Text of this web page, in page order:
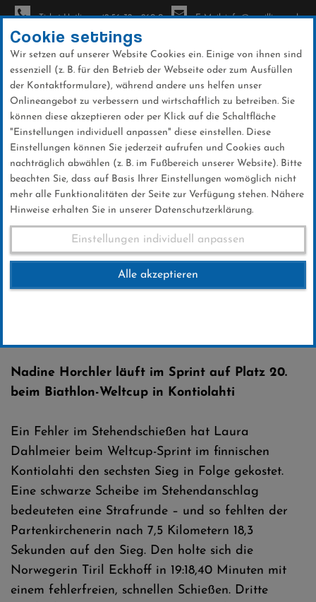
Direkt
zum
Inhalt
Ticket-Hotline: +49 56 32 - 960-0 E-Mail: info@sc-willingen.de
News
Club-News 10.03.2017
10 .März 2017
Nadine Horchler läuft im Sprint auf Platz 20.
beim Biathlon-Weltcup in Kontiolahti
Ein Fehler im Stehendschießen hat Laura
Dahlmeier beim Weltcup-Sprint im finnischen
Kontiolahti den sechsten Sieg in Folge gekostet.
Eine schwarze Scheibe im Stehendanschlag
bedeuteten eine Strafrunde – und so fehlten der
Partenkirchenerin nach 7,5 Kilometern 18,3
Sekunden auf den Sieg. Den holte sich die
Norwegerin Tiril Eckhoff in 19:18,40 Minuten mit
einem fehlerfreien, schnellen Schießen. Dritte
Cookie settings
Wir setzen auf unserer Website Cookies ein. Einige von ihnen sind
essenziell (z. B. für den Betrieb der Webseite oder zum Ausfüllen
der Kontaktformulare), während andere uns helfen unser
Onlineangebot zu verbessern und wirtschaftlich zu betreiben. Sie
können diese akzeptieren oder per Klick auf die Schaltfläche
"Einstellungen individuell anpassen" diese einstellen. Diese
Einstellungen können Sie jederzeit aufrufen und Cookies auch
nachträglich abwählen (z. B. im Fußbereich unserer Website). Bitte
beachten Sie, dass auf Basis Ihrer Einstellungen womöglich nicht
mehr alle Funktionalitäten der Seite zur Verfügung stehen. Nähere
Hinweise erhalten Sie in unserer Datenschutzerklärung.
Einstellungen individuell anpassen
Alle akzeptieren